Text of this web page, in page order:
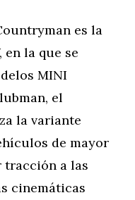
es la
la que se
MINI
el
la variante
de mayor
tracción a las
cinemáticas